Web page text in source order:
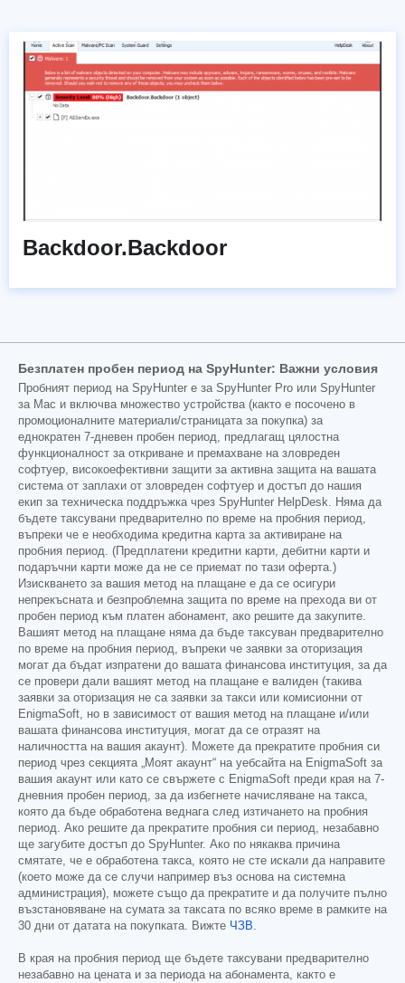
Backdoor.Backdoor
Безплатен пробен период на SpyHunter: Важни условия
Пробният период на SpyHunter е за SpyHunter Pro или SpyHunter
за Mac и включва множество устройства (както е посочено в
промоционалните материали/страницата за покупка) за
еднократен 7-дневен пробен период, предлагащ цялостна
функционалност за откриване и премахване на зловреден
софтуер, високоефективни защити за активна защита на вашата
система от заплахи от зловреден софтуер и достъп до нашия
екип за техническа поддръжка чрез SpyHunter HelpDesk. Няма да
бъдете таксувани предварително по време на пробния период,
въпреки че е необходима кредитна карта за активиране на
пробния период. (Предплатени кредитни карти, дебитни карти и
подаръчни карти може да не се приемат по тази оферта.)
Изискването за вашия метод на плащане е да се осигури
непрекъсната и безпроблемна защита по време на прехода ви от
пробен период към платен абонамент, ако решите да закупите.
Вашият метод на плащане няма да бъде таксуван предварително
по време на пробния период, въпреки че заявки за оторизация
могат да бъдат изпратени до вашата финансова институция, за да
се провери дали вашият метод на плащане е валиден (такива
заявки за оторизация не са заявки за такси или комисионни от
EnigmaSoft, но в зависимост от вашия метод на плащане и/или
вашата финансова институция, могат да се отразят на
наличността на вашия акаунт). Можете да прекратите пробния си
период чрез секцията „Моят акаунт“ на уебсайта на EnigmaSoft за
вашия акаунт или като се свържете с EnigmaSoft преди края на 7-
дневния пробен период, за да избегнете начисляване на такса,
която да бъде обработена веднага след изтичането на пробния
период. Ако решите да прекратите пробния си период, незабавно
ще загубите достъп до SpyHunter. Ако по някаква причина
смятате, че е обработена такса, която не сте искали да направите
(което може да се случи например въз основа на системна
администрация), можете също да прекратите и да получите пълно
възстановяване на сумата за таксата по всяко време в рамките на
30 дни от датата на покупката. Вижте ЧЗВ.
В края на пробния период ще бъдете таксувани предварително
незабавно на цената и за периода на абонамента, както е